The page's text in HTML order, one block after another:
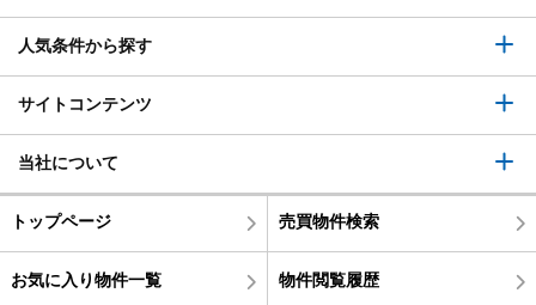
人気条件から探す
サイトコンテンツ
当社について
トップページ 売買物件検索
お気に入り物件一覧 物件閲覧履歴